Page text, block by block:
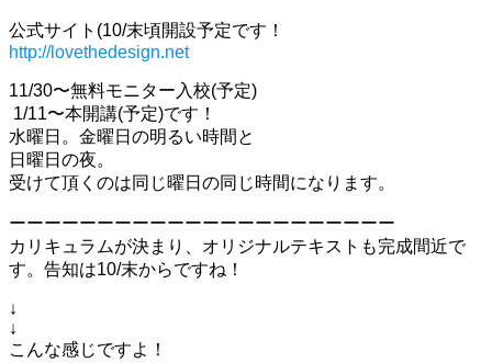
公式サイト(10/末頃開設予定です！
http://lovethedesign.net
11/30〜無料モニター入校(予定)
1/11〜本開講(予定)です！
水曜日。金曜日の明るい時間と
日曜日の夜。
受けて頂くのは同じ曜日の同じ時間になります。
ーーーーーーーーーーーーーーーーーーーーーー
カリキュラムが決まり、オリジナルテキストも完成間近で
す。告知は10/末からですね！
↓
↓
こんな感じですよ！